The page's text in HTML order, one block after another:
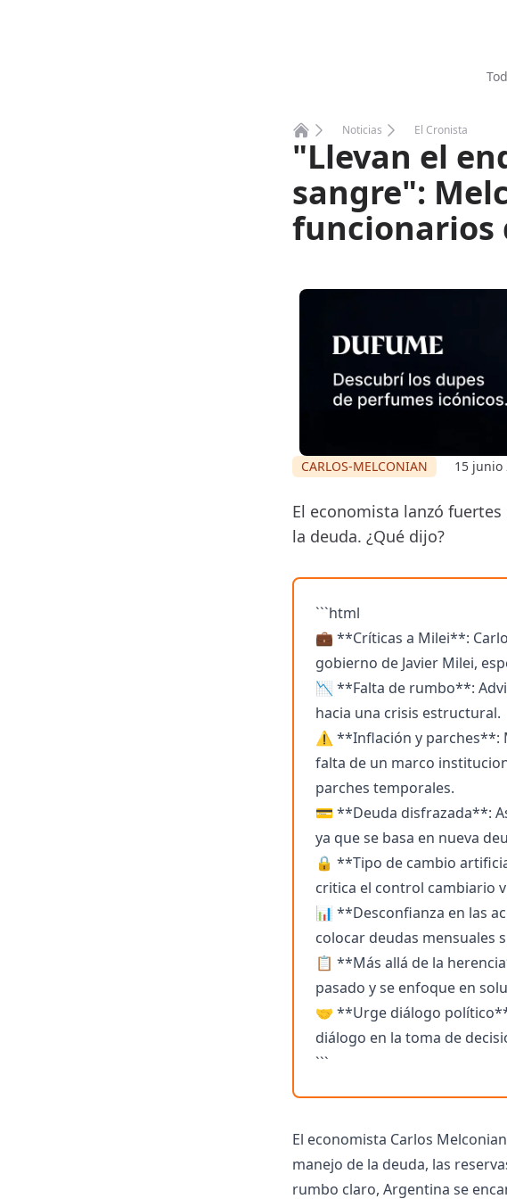
Home
Noticias El Cronista
"Llevan el
sangre":
funcionarios
CARLOS-MELCONIAN 15 junio
El economista lanzó
la deuda. ¿Qué dijo?
```html
💼 **Críticas a Milei**:
gobierno de Javier Milei,
📉 **Falta de rumbo**:
hacia una crisis estructural.
⚠️ **Inflación y parches**:
falta de un marco
parches temporales.
💳 **Deuda disfrazada**:
ya que se basa en nueva
🔒 **Tipo de cambio
critica el control cambiario
📊 **Desconfianza en las
colocar deudas mensuales
📋 **Más allá de la
pasado y se enfoque en
🤝 **Urge diálogo
diálogo en la toma de
```
El economista Carlos
manejo de la deuda, las
rumbo claro, Argentina se